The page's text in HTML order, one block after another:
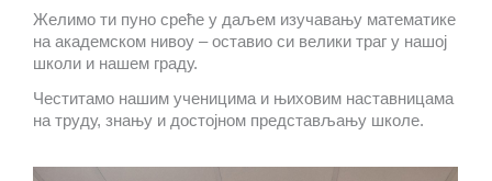
Желимо ти пуно среће у даљем изучавању математике
на академском нивоу – оставио си велики траг у нашој
школи и нашем граду.
Честитамо нашим ученицима и њиховим наставницама
на труду, знању и достојном представљању школе.